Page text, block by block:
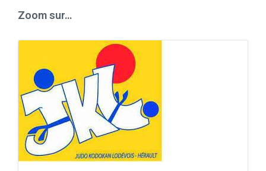
Zoom sur…